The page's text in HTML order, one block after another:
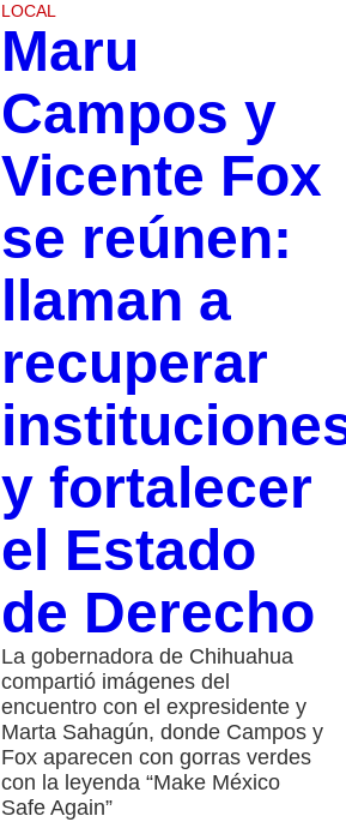
LOCAL
Maru
Campos y
Vicente Fox
se reúnen:
llaman a
recuperar
y fortalecer
el Estado
de Derecho
La gobernadora de Chihuahua
compartió imágenes del
encuentro con el expresidente y
Marta Sahagún, donde Campos y
Fox aparecen con gorras verdes
con la leyenda “Make México
Safe Again”